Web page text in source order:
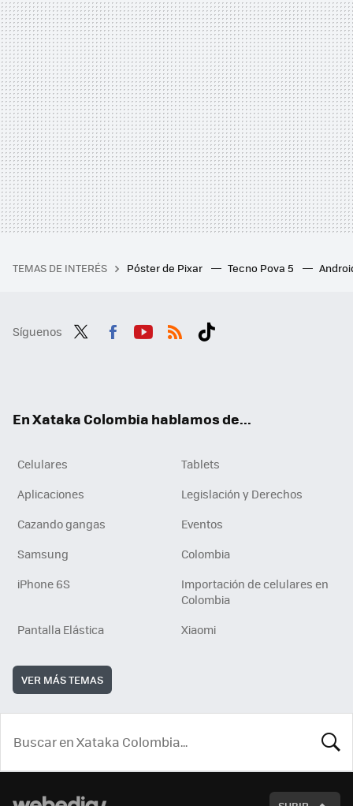
TEMAS DE INTERÉS Póster de Pixar Tecno Pova 5
Síguenos
En Xataka Colombia hablamos de...
Celulares
Tablets
Aplicaciones
Legislación y Derechos
Cazando gangas
Eventos
Samsung
Colombia
iPhone 6S
Importación de celulares en
Colombia
Pantalla Elástica
Xiaomi
VER MÁS TEMAS